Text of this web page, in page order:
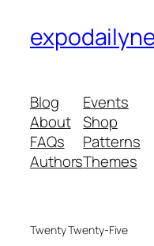
Blog
About
FAQs
Authors
Events
Shop
Patterns
Themes
Twenty Twenty-Five